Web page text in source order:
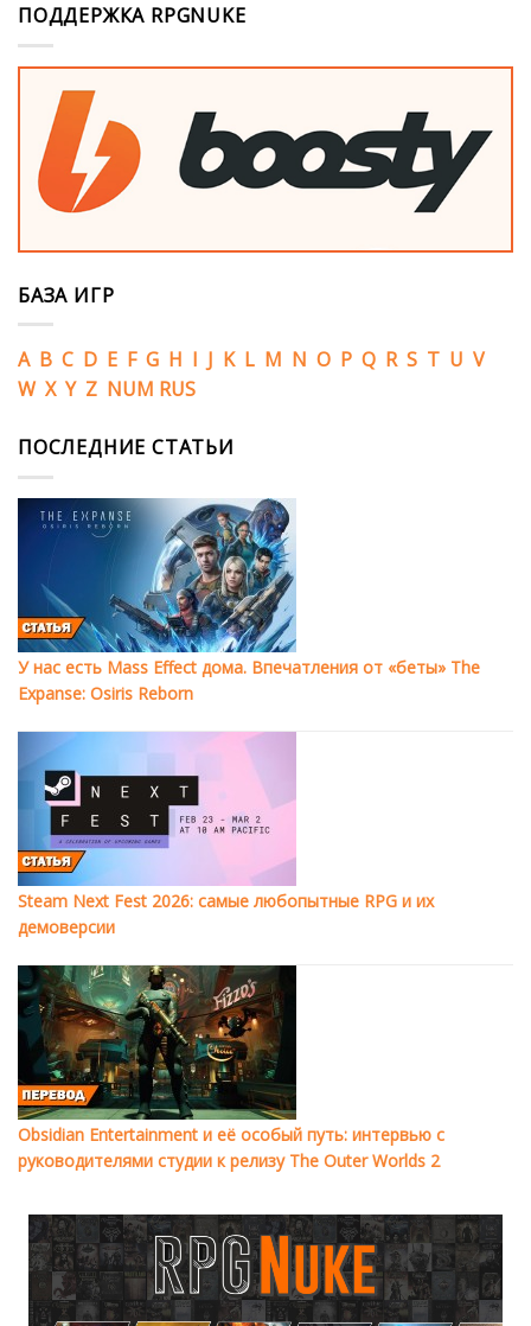
ПОДДЕРЖКА RPGNUKE
БАЗА ИГР
A B C D E F G H I J K L M N O P Q R S T U V
W X Y Z NUM RUS
ПОСЛЕДНИЕ СТАТЬИ
У нас есть Mass Effect дома. Впечатления от «беты» The
Expanse: Osiris Reborn
Steam Next Fest 2026: самые любопытные RPG и их
демоверсии
Obsidian Entertainment и её особый путь: интервью с
руководителями студии к релизу The Outer Worlds 2